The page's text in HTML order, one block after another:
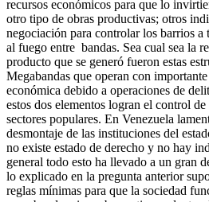
recursos económicos para que lo
otro tipo de obras productivas; otros
negociación para controlar los barrios a
al fuego entre bandas. Sea cual sea la
producto que se generó fueron estas
Megabandas que operan con
económica debido a operaciones de
estos dos elementos logran el control
sectores populares. En Venezuela
desmontaje de las instituciones del
no existe estado de derecho y no hay
general todo esto ha llevado a un gran
lo explicado en la pregunta anterior
reglas mínimas para que la sociedad